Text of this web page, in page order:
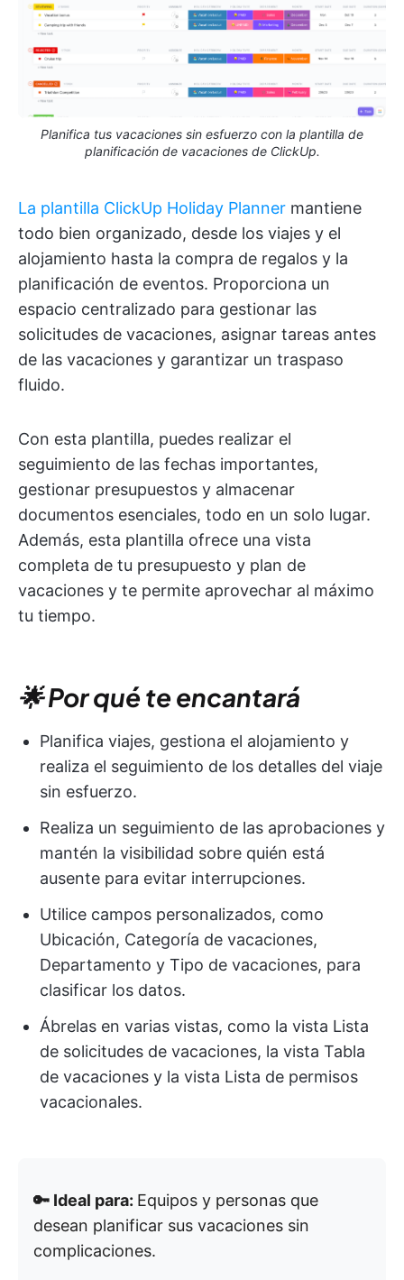
Planifica tus vacaciones sin esfuerzo con la plantilla de
planificación de vacaciones de ClickUp.
La plantilla ClickUp Holiday Planner mantiene
todo bien organizado, desde los viajes y el
alojamiento hasta la compra de regalos y la
planificación de eventos. Proporciona un
espacio centralizado para gestionar las
solicitudes de vacaciones, asignar tareas antes
de las vacaciones y garantizar un traspaso
fluido.
Con esta plantilla, puedes realizar el
seguimiento de las fechas importantes,
gestionar presupuestos y almacenar
documentos esenciales, todo en un solo lugar.
Además, esta plantilla ofrece una vista
completa de tu presupuesto y plan de
vacaciones y te permite aprovechar al máximo
tu tiempo.
🌟 Por qué te encantará
Planifica viajes, gestiona el alojamiento y
realiza el seguimiento de los detalles del viaje
sin esfuerzo.
Realiza un seguimiento de las aprobaciones y
mantén la visibilidad sobre quién está
ausente para evitar interrupciones.
Utilice campos personalizados, como
Ubicación, Categoría de vacaciones,
Departamento y Tipo de vacaciones, para
clasificar los datos.
Ábrelas en varias vistas, como la vista Lista
de solicitudes de vacaciones, la vista Tabla
de vacaciones y la vista Lista de permisos
vacacionales.
🔑 Ideal para: Equipos y personas que
desean planificar sus vacaciones sin
complicaciones.